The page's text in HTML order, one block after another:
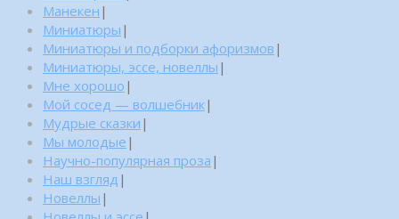
Манекен |
Миниатюры |
Миниатюры и подборки афоризмов |
Миниатюры, эссе, новеллы |
Мне хорошо |
Мой сосед — волшебник|
Мудрые сказки |
Мы молодые |
Научно-популярная проза |
Наш взгляд |
Новеллы |